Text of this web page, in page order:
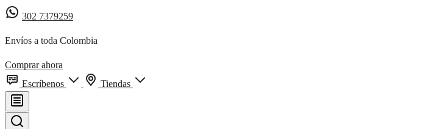
302 7379259
Envíos a toda Colombia
Comprar ahora
Escríbenos
Tiendas